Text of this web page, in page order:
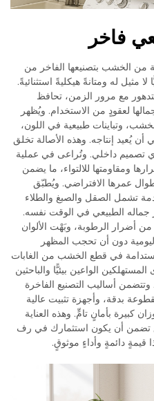
فاخر
من الخشب بتصنيعها الفاخر من
مثيل له ومتانةً هيكليةً استثنائيةً.
مع مرور الزمن، تحافظ
لعقودٍ من الاستخدام. ويُظهر
وتباينات طبيعية في اللون،
يُعيد إنتاجه. وهذه الأصالة تخلق
تصميم داخلي. وتُراعى في عملية
ومقاومتها للالتواء، ما يضمن
عمرها الافتراضي. ويُطبّق
تشمل الصقل والصبغ والطلاء
جماله الطبيعي في الوقت نفسه.
أضرار الرطوبة، وبَهْت الألوان
دون أن تحجب المظهر
في قطع الخشب من الغابات
الواعين بيئيًّا والباحثين
أساليب التصنيع الفاخرة
بدقة، وأجهزة تثبيت عالية
كبيرة بأمانٍ تامٍّ. وهذه العناية
تضمن أن يكون استثمارك في رف
دائمةٍ وأداءٍ موثوقٍ.